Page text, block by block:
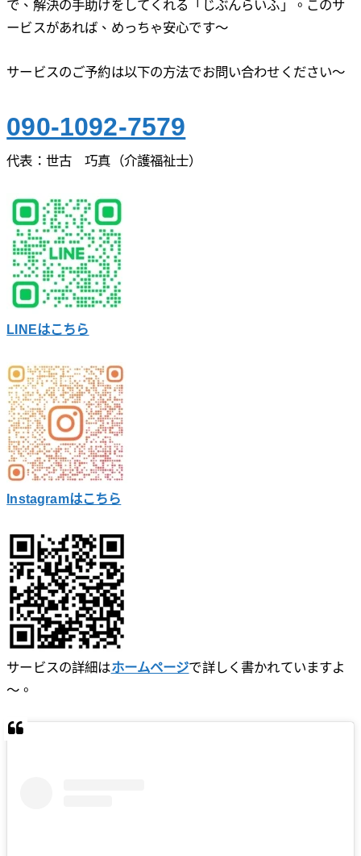
で、解決の手助けをしてくれる「じぶんらいふ」。このサ
ービスがあれば、めっちゃ安心です～
サービスのご予約は以下の方法でお問い合わせください～
090-1092-7579
代表：世古 巧真（介護福祉士）
LINEはこちら
Instagramはこちら
サービスの詳細はホームページで詳しく書かれていますよ
～。